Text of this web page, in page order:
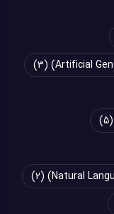
(3)
(5)
(2)